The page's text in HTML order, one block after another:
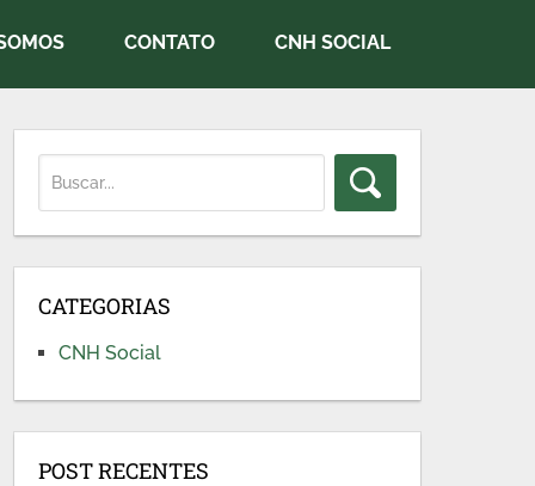
CONTATO CNH SOCIAL
CATEGORIAS
CNH Social
POST RECENTES